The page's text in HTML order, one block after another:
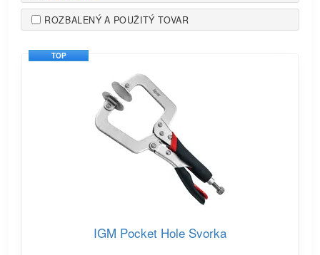
ROZBALENÝ A POUŽITÝ TOVAR
TOP
IGM Pocket Hole Svorka